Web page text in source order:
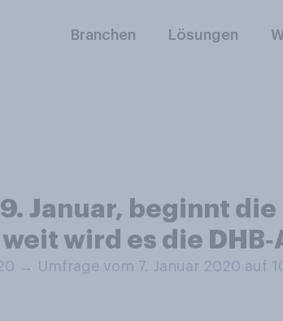
Branchen Lösungen
Januar, beginnt
wird es die
→ Umfrage vom 7. Januar 2020 auf